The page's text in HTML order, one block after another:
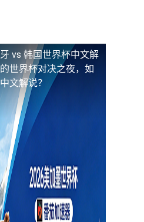
vs 韩国世界杯中文解
世界杯对决之夜，如
文解说？